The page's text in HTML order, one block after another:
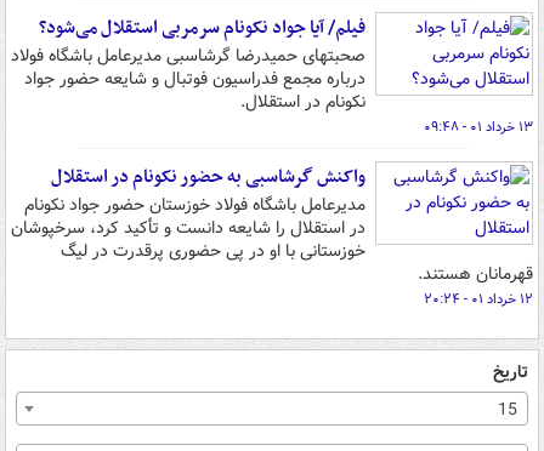
فیلم/ آیا جواد نکونام سرمربی استقلال می‌شود؟
صحبتهای حمیدرضا گرشاسبی مدیرعامل باشگاه فولاد
درباره مجمع فدراسیون فوتبال و شایعه حضور جواد
نکونام در استقلال.
۱۳ خرداد ۰۱ - ۰۹:۴۸
واکنش گرشاسبی به حضور نکونام در استقلال
مدیرعامل باشگاه فولاد خوزستان حضور جواد نکونام
در استقلال را شایعه دانست و تأکید کرد، سرخپوشان
خوزستانی با او در پی حضوری پرقدرت در لیگ
قهرمانان هستند.
۱۲ خرداد ۰۱ - ۲۰:۲۴
تاریخ
15